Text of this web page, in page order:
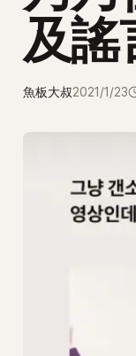
及謠
魚板大叔2021/1/23